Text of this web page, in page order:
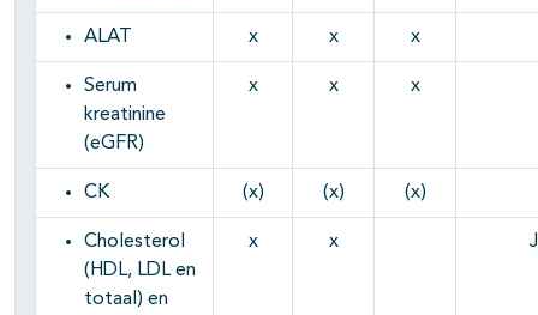
ALAT x x x
Serum
kreatinine
(eGFR)
x x x
CK (x) (x) (x)
Cholesterol
(HDL, LDL en
totaal) en
x x